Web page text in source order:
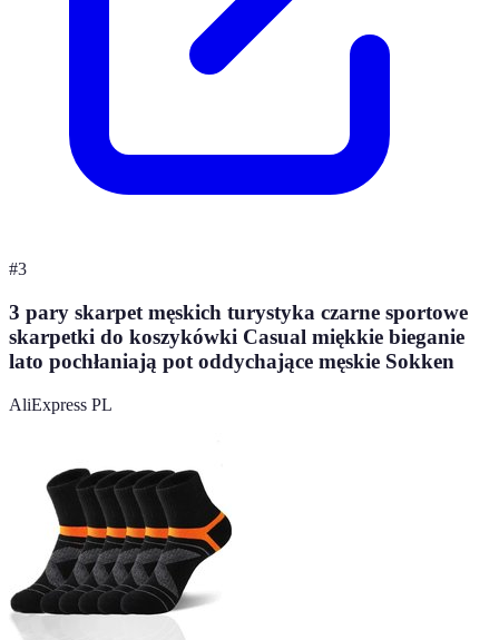
#3
3 pary skarpet męskich turystyka czarne sportowe
skarpetki do koszykówki Casual miękkie bieganie
lato pochłaniają pot oddychające męskie Sokken
AliExpress PL